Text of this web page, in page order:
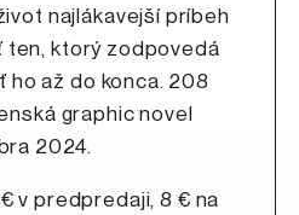
najlákavejší príbeh
ten, ktorý zodpovedá
ho až do konca. 208
graphic novel
2024.
v predpredaji, 8 € na